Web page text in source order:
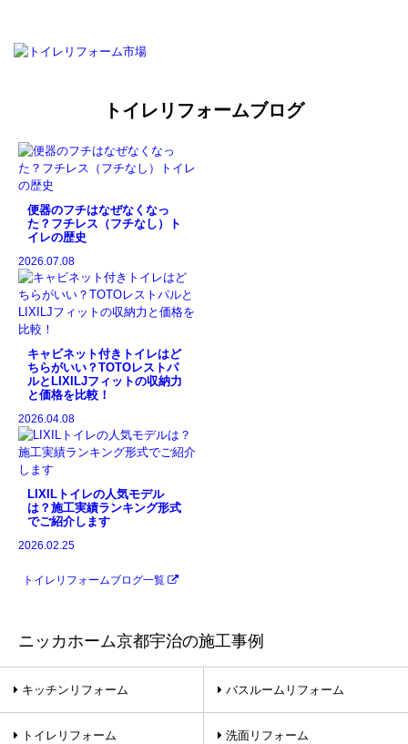
トイレリフォームブログ
便器のフチはなぜなくなっ
た？フチレス（フチなし）ト
イレの歴史
2026.07.08
キャビネット付きトイレはど
ちらがいい？TOTOレストパ
ルとLIXILJフィットの収納力
と価格を比較！
2026.04.08
LIXILトイレの人気モデル
は？施工実績ランキング形式
でご紹介します
2026.02.25
トイレリフォームブログ一覧
ニッカホーム京都宇治の施工事例
キッチンリフォーム バスルームリフォーム
トイレリフォーム 洗面リフォーム